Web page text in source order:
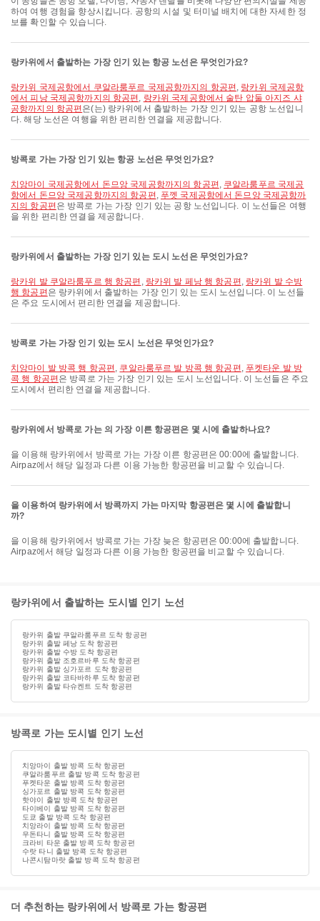
하여 여행 경험을 향상시킵니다. 공항의 시설 및 터미널 배치에 대한 자세한 정
보를 확인할 수 있습니다.
랑카위에서 출발하는 가장 인기 있는 항공 노선은 무엇인가요?
랑카위 국제공항에서 쿠알라룸푸르 국제공항까지의 항공편 , 랑카위 국제공항
에서 피낭 국제공항까지의 항공편 , 랑카위 국제공항에서 술탄 압둘 아지즈 샤
공항까지의 항공편 은(는) 랑카위에서 출발하는 가장 인기 있는 공항 노선입니
다. 해당 노선은 여행을 위한 편리한 연결을 제공합니다.
방콕로 가는 가장 인기 있는 항공 노선은 무엇인가요?
치앙마이 국제공항에서 돈므앙 국제공항까지의 항공편 , 쿠알라룸푸르 국제공
항에서 돈므앙 국제공항까지의 항공편 , 푸껫 국제공항에서 돈므앙 국제공항까
지의 항공편 은 방콕로 가는 가장 인기 있는 공항 노선입니다. 이 노선들은 여행
을 위한 편리한 연결을 제공합니다.
랑카위에서 출발하는 가장 인기 있는 도시 노선은 무엇인가요?
랑카위 발 쿠알라룸푸르 행 항공편 , 랑카위 발 페낭 행 항공편 , 랑카위 발 수방
행 항공편 은 랑카위에서 출발하는 가장 인기 있는 도시 노선입니다. 이 노선들
은 주요 도시에서 편리한 연결을 제공합니다.
방콕로 가는 가장 인기 있는 도시 노선은 무엇인가요?
치앙마이 발 방콕 행 항공편 , 쿠알라룸푸르 발 방콕 행 항공편 , 푸켓타운 발 방
콕 행 항공편 은 방콕로 가는 가장 인기 있는 도시 노선입니다. 이 노선들은 주요
도시에서 편리한 연결을 제공합니다.
랑카위에서 방콕로 가는 의 가장 이른 항공편은 몇 시에 출발하나요?
을 이용해 랑카위에서 방콕로 가는 가장 이른 항공편은 00:00에 출발합니다.
Airpaz에서 해당 일정과 다른 이용 가능한 항공편을 비교할 수 있습니다.
을 이용하여 랑카위에서 방콕까지 가는 마지막 항공편은 몇 시에 출발합니
까?
을 이용해 랑카위에서 방콕로 가는 가장 늦은 항공편은 00:00에 출발합니다.
Airpaz에서 해당 일정과 다른 이용 가능한 항공편을 비교할 수 있습니다.
랑카위에서 출발하는 도시별 인기 노선
랑카위 출발 쿠알라룸푸르 도착 항공편
랑카위 출발 페낭 도착 항공편
랑카위 출발 수방 도착 항공편
랑카위 출발 조호르바루 도착 항공편
랑카위 출발 싱가포르 도착 항공편
랑카위 출발 코타바하루 도착 항공편
랑카위 출발 타슈켄트 도착 항공편
방콕로 가는 도시별 인기 노선
치앙마이 출발 방콕 도착 항공편
쿠알라룸푸르 출발 방콕 도착 항공편
푸켓타운 출발 방콕 도착 항공편
싱가포르 출발 방콕 도착 항공편
핫야이 출발 방콕 도착 항공편
타이베이 출발 방콕 도착 항공편
도쿄 출발 방콕 도착 항공편
치앙라이 출발 방콕 도착 항공편
우돈타니 출발 방콕 도착 항공편
크라비 타운 출발 방콕 도착 항공편
수랏 타니 출발 방콕 도착 항공편
나콘시탐마랏 출발 방콕 도착 항공편
더 추천하는 랑카위에서 방콕로 가는 항공편